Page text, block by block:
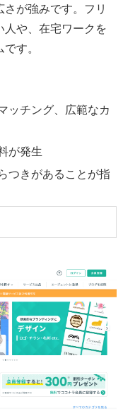
が強みです。フリ
人や、在宅ワークを
す。
ッチング、広範なカ
が発生
つきがあることが指